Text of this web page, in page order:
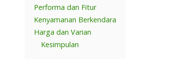
Performa dan Fitur
Kenyamanan Berkendara
Harga dan Varian
Kesimpulan